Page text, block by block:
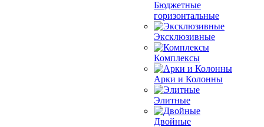
Бюджетные
горизонтальные
Эксклюзивные
Комплексы
Арки и Колонны
Элитные
Двойные